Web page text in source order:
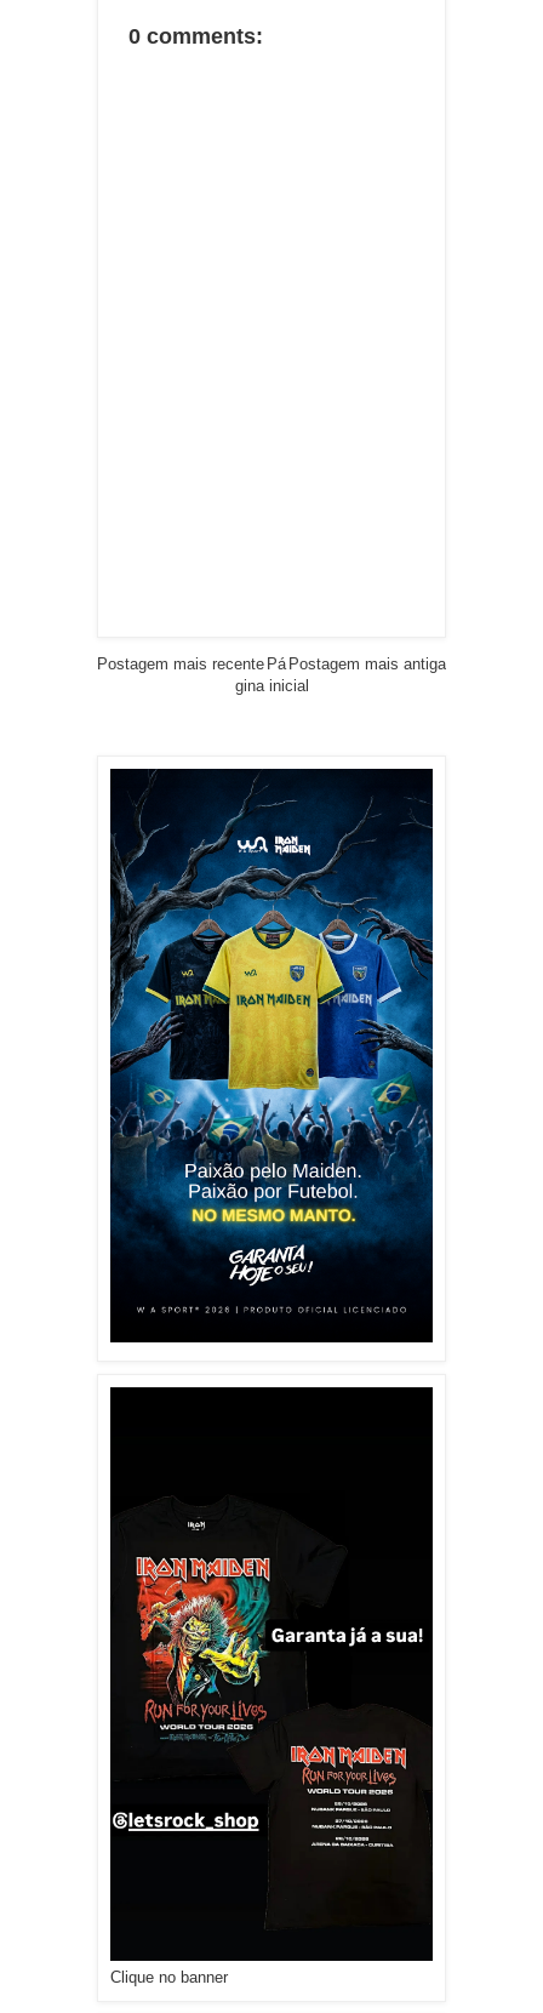
0 comments:
Postagem mais recente Postagem mais antiga
Pá
gina inicial
Clique no banner